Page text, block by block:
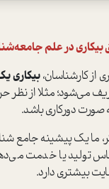
بیکاری در علم
از کارشناسان،بیکاری
می‌شود؛ مثلا از نظر
صورت دورکاری باشد.
ما یک پیشینه جامع
تولید یا خدمت
بیشتری دارد.